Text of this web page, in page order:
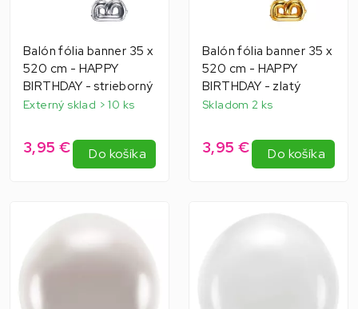
Balón fólia banner 35 x
520 cm - HAPPY
BIRTHDAY - strieborný
Externý sklad > 10 ks
3,95 € Do košíka
Balón fólia banner 35 x
520 cm - HAPPY
BIRTHDAY - zlatý
Skladom 2 ks
3,95 € Do košíka